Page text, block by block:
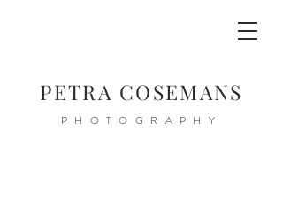
PETRA COSEMANS
PHOTOGRAPHY